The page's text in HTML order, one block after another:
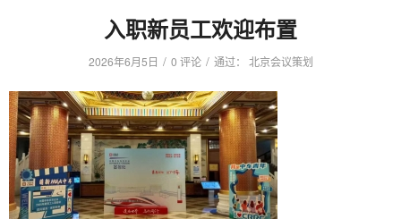
入职新员工欢迎布置
2026年6月5日 / 0 评论 / 通过： 北京会议策划